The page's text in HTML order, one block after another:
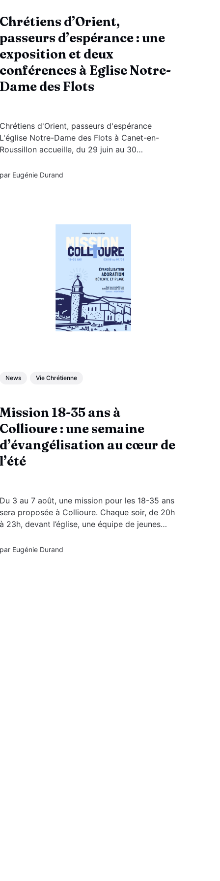
Chrétiens d’Orient,
passeurs d’espérance : une
exposition et deux
conférences à Eglise Notre-
Dame des Flots
Chrétiens d'Orient, passeurs d'espérance
L'église Notre-Dame des Flots à Canet-en-
Roussillon accueille, du 29 juin au 30
passeurs d'espérance ». Deux conférences
par Eugénie Durand
News Vie Chrétienne
Mission 18-35 ans à
Collioure : une semaine
d’évangélisation au cœur de
l’été
Du 3 au 7 août, une mission pour les 18-35 ans
sera proposée à Collioure. Chaque soir, de 20h
à 23h, devant l’église, une équipe de jeunes
un espace simple et ouvert pour ceux qui
par Eugénie Durand